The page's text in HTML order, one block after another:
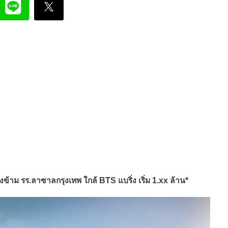
ข้าม รร.ลาซาลกรุงเทพ ใกล้ BTS แบริ่ง เริ่ม 1.xx ล้าน*